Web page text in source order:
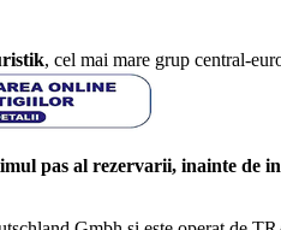
, cel mai mare grup central-
pas al rezervarii, inainte de